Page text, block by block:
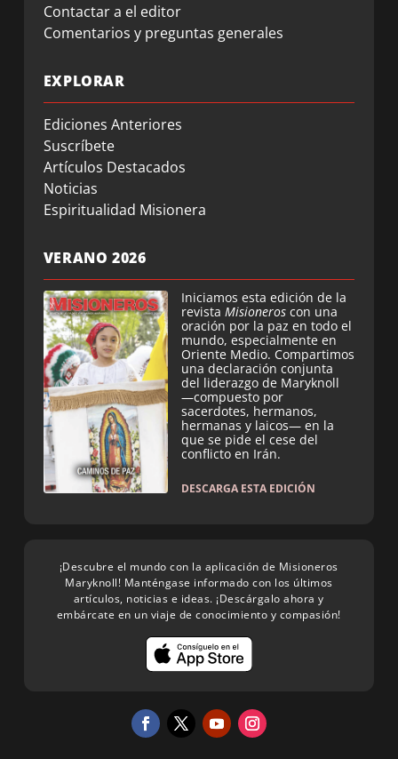
Contactar a el editor
Comentarios y preguntas generales
EXPLORAR
Ediciones Anteriores
Suscríbete
Artículos Destacados
Noticias
Espiritualidad Misionera
VERANO 2026
Iniciamos esta edición de la
revista Misioneros con una
oración por la paz en todo el
mundo, especialmente en
Oriente Medio. Compartimos
una declaración conjunta
del liderazgo de Maryknoll
—compuesto por
sacerdotes, hermanos,
hermanas y laicos— en la
que se pide el cese del
conflicto en Irán.
DESCARGA ESTA EDICIÓN
¡Descubre el mundo con la aplicación de Misioneros
Maryknoll! Manténgase informado con los últimos
artículos, noticias e ideas. ¡Descárgalo ahora y
embárcate en un viaje de conocimiento y compasión!